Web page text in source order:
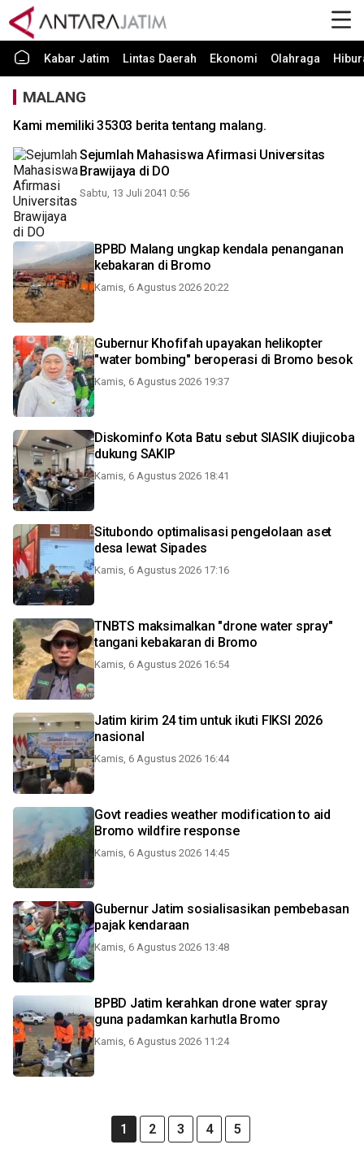
Kabar Jatim Lintas Daerah Ekonomi Olahraga
MALANG
Kami memiliki 35303 berita tentang malang.
Sejumlah Mahasiswa Afirmasi Universitas
Brawijaya di DO
Sabtu, 13 Juli 2041 0:56
BPBD Malang ungkap kendala penanganan
kebakaran di Bromo
Kamis, 6 Agustus 2026 20:22
Gubernur Khofifah upayakan helikopter
"water bombing" beroperasi di Bromo besok
Kamis, 6 Agustus 2026 19:37
Diskominfo Kota Batu sebut SIASIK diujicoba
dukung SAKIP
Kamis, 6 Agustus 2026 18:41
Situbondo optimalisasi pengelolaan aset
desa lewat Sipades
Kamis, 6 Agustus 2026 17:16
TNBTS maksimalkan "drone water spray"
tangani kebakaran di Bromo
Kamis, 6 Agustus 2026 16:54
Jatim kirim 24 tim untuk ikuti FIKSI 2026
nasional
Kamis, 6 Agustus 2026 16:44
Govt readies weather modification to aid
Bromo wildfire response
Kamis, 6 Agustus 2026 14:45
Gubernur Jatim sosialisasikan pembebasan
pajak kendaraan
Kamis, 6 Agustus 2026 13:48
BPBD Jatim kerahkan drone water spray
guna padamkan karhutla Bromo
Kamis, 6 Agustus 2026 11:24
1 2 3 4 5